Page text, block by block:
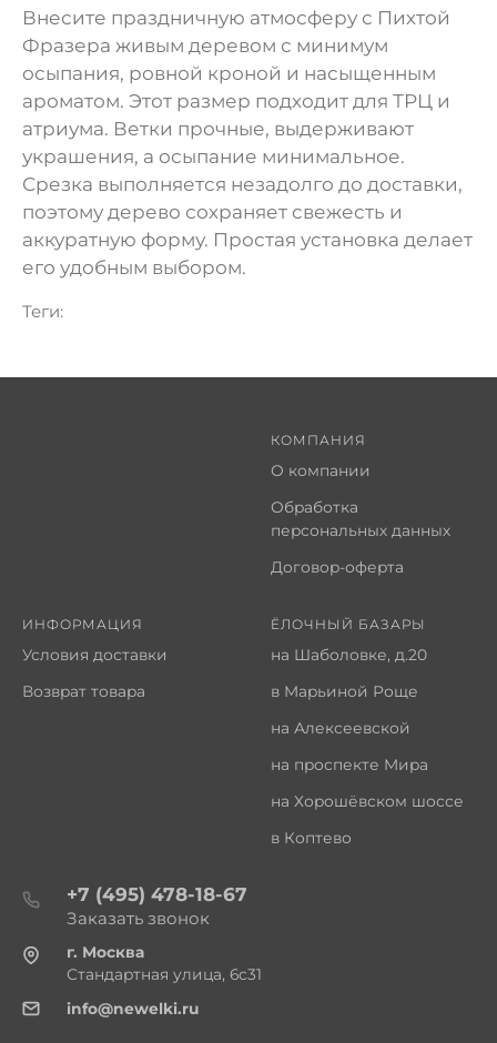
Внесите праздничную атмосферу с Пихтой
Фразера живым деревом с минимум
осыпания, ровной кроной и насыщенным
ароматом. Этот размер подходит для ТРЦ и
атриума. Ветки прочные, выдерживают
украшения, а осыпание минимальное.
Срезка выполняется незадолго до доставки,
поэтому дерево сохраняет свежесть и
аккуратную форму. Простая установка делает
его удобным выбором.
Теги:
КОМПАНИЯ
О компании
Обработка
персональных данных
Договор-оферта
ИНФОРМАЦИЯ
Условия доставки
Возврат товара
ЁЛОЧНЫЙ БАЗАРЫ
на Шаболовке, д.20
в Марьиной Роще
на Алексеевской
на проспекте Мира
на Хорошёвском шоссе
в Коптево
+7 (495) 478-18-67
Заказать звонок
г. Москва
Стандартная улица, 6с31
info@newelki.ru